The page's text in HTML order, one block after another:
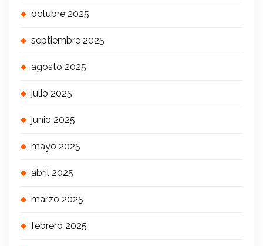
octubre 2025
septiembre 2025
agosto 2025
julio 2025
junio 2025
mayo 2025
abril 2025
marzo 2025
febrero 2025